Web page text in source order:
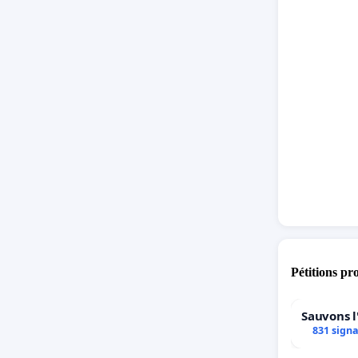
Pétitions
Sauvons
831